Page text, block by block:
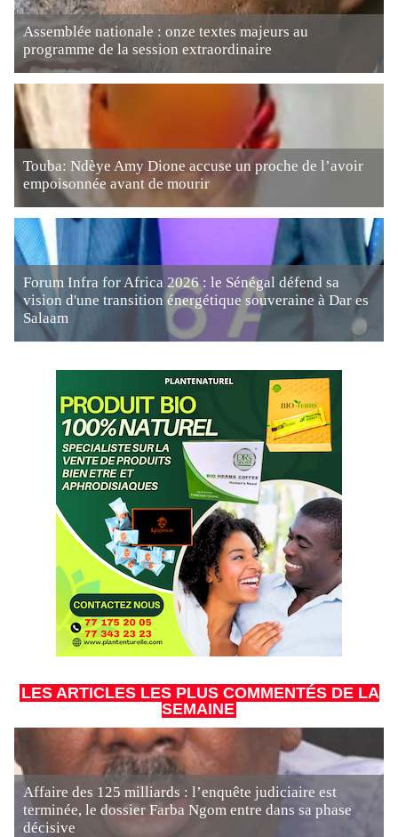
Assemblée nationale : onze textes majeurs au
programme de la session extraordinaire
Touba: Ndèye Amy Dione accuse un proche de l’avoir
empoisonnée avant de mourir
Forum Infra for Africa 2026 : le Sénégal défend sa
vision d'une transition énergétique souveraine à Dar es
Salaam
LES ARTICLES LES PLUS COMMENTÉS DE LA
SEMAINE
Affaire des 125 milliards : l’enquête judiciaire est
terminée, le dossier Farba Ngom entre dans sa phase
décisive